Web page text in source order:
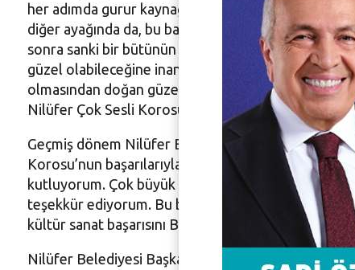
her adımda gurur kaynağımız oldu. Bu
diğer ayağında da, bu başarının mimarı koro
sonra sanki bir bütünün parçaları oluyorlar. Ortaya
güzel olabileceğine inanamıyor. Bu koronun gittiği
olmasından doğan güzellikleri de hatırlatıyorlar.
Nilüfer Çok Sesli Korosu’na nice yıllar diliyorum.
Geçmiş dönem Nilüfer Belediye Başkanı ve
Korosu’nun başarılarıyla dünyada önemli bir yer
kutluyorum. Çok büyük bir özveri sonucu ilmek
teşekkür ediyorum. Bu başarıyı daha yukarılara
kültür sanat başarısını Bursa’nın tamamında da
Nilüfer Belediyesi Başkan Yardımcısı Zafer